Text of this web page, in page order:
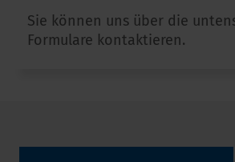
Sie können uns über die
Formulare kontaktieren.